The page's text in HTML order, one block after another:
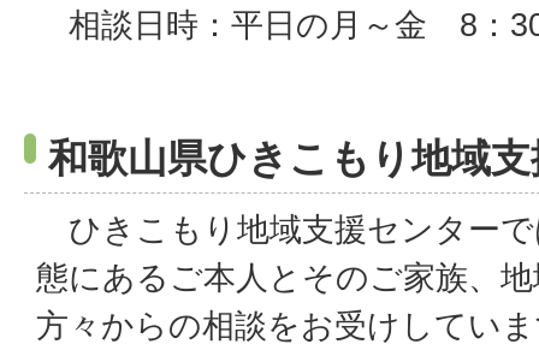
相談日時：平日の月～金 8：
和歌山県ひきこもり地域
ひきこもり地域支援センター
態にあるご本人とそのご家族、
方々からの相談をお受けしてい